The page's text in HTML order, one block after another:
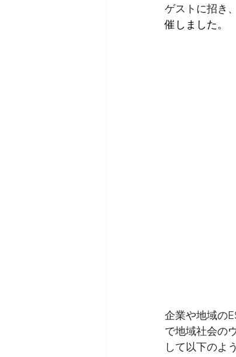
ゲストに招き、
催しました。
企業や地域の
で地域社会の
して以下のよ